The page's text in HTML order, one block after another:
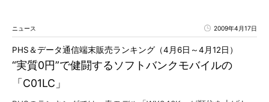
ニュース 2009年4月17日
“実質0円”で健闘するソフトバンクモバイルの
「C01LC」
PHS＆データ通信端末販売ランキング（4月6日～4月12日）